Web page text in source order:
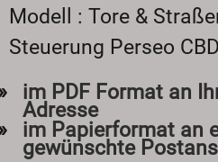
Modell : Tore &
Steuerung Perseo
im PDF Format an
Adresse
im Papierformat an
gewünschte